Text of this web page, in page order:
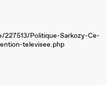
Politique-Sarkozy-Ce-
televisee.php